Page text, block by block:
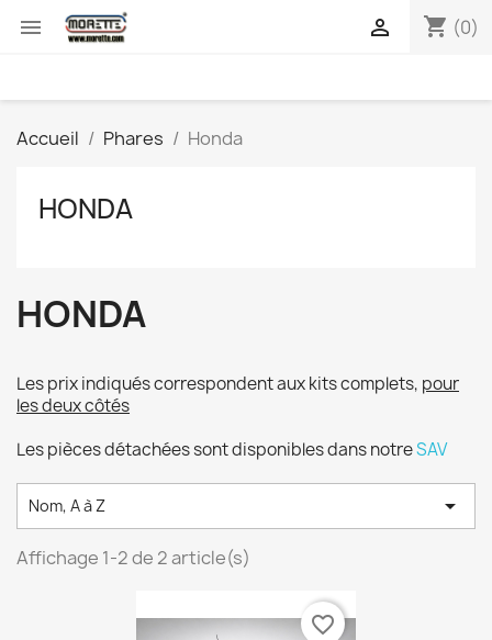
 shopping_cart (0)

Accueil Phares Honda
HONDA
HONDA
Les prix indiqués correspondent aux kits complets, pour
les deux côtés
Les pièces détachées sont disponibles dans notreSAV
Nom, A à Z 
Affichage 1-2 de 2 article(s)
favorite_border